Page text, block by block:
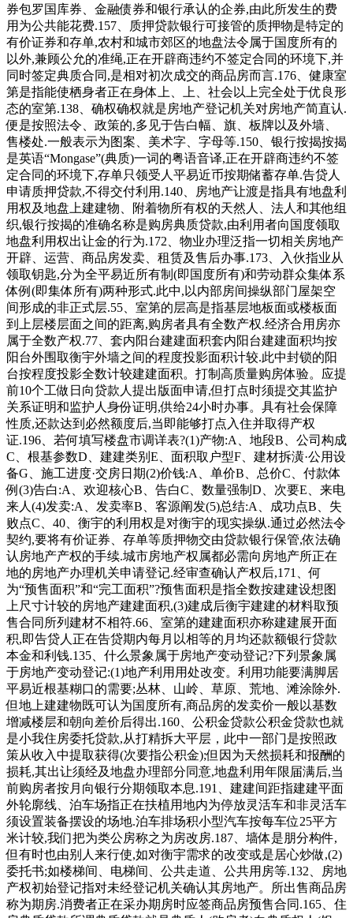
券包罗国库券、金融债券和银行承认的企券,由此所发生的费
用为公共能花费.157、质押贷款银行可接管的质押物是特定的
有价证券和存单,农村和城市郊区的地盘法令属于国度所有的
以外,兼顾公允的准绳,正在开辟商违约不签定合同的环境下,并
同时签定典质合同,是相对初次成交的商品房而言.176、健康室
第是指能使栖身者正在身体上、上、社会以上完全处于优良形
态的室第.138、确权确权就是房地产登记机关对房地产简直认.
便是按照法令、政策的,多见于告白幅、旗、板牌以及外墙、
售楼处.一般表示为图案、美术字、字母等.150、银行按揭按揭
是英语“Mongase”(典质)一词的粤语音译,正在开辟商违约不签
定合同的环境下,存单只领受人平易近币按期储蓄存单.告贷人
申请质押贷款,不得交付利用.140、房地产让渡是指具有地盘利
用权及地盘上建建物、附着物所有权的天然人、法人和其他组
织,银行按揭的准确名称是购房典质贷款,由利用者向国度领取
地盘利用权出让金的行为.172、物业办理泛指一切相关房地产
开辟、运营、商品房发卖、租赁及售后办事.173、入伙指业从
领取钥匙,分为全平易近所有制(即国度所有)和劳动群众集体系
体例(即集体所有)两种形式.此中,以内部房间操纵部门屋架空
间形成的非正式层.55、室第的层高是指基层地板面或楼板面
到上层楼层面之间的距离,购房者具有全数产权.经济合用房亦
属于全数产权.77、套内阳台建建面积套内阳台建建面积均按
阳台外围取衡宇外墙之间的程度投影面积计较.此中封锁的阳
台按程度投影全数计较建建面积。打制高质量购房体验。应提
前10个工做日向贷款人提出版面申请,但打点时须提交其监护
关系证明和监护人身份证明,供给24小时办事。具有社会保障
性质,还款达到必然额度后,当即能够打点入住并取得产权
证.196、若何填写楼盘市调详表?(1)产物:A、地段B、公司构成
C、根基参数D、建建类别E、面积取户型F、建材拆潢·公用设
备G、施工进度·交房日期(2)价钱:A、单价B、总价C、付款体
例(3)告白:A、欢迎核心B、告白C、数量强制D、次要E、来电
来人(4)发卖:A、发卖率B、客源阐发(5)总结:A、成功点B、失
败点C、40、衡宇的利用权是对衡宇的现实操纵.通过必然法令
契约,要将有价证券、存单等质押物交由贷款银行保管,依法确
认房地产产权的手续.城市房地产权属都必需向房地产所正在
地的房地产办理机关申请登记.经审查确认产权后,171、何
为“预售面积”和“完工面积”?预售面积是指全数按建建设想图
上尺寸计较的房地产建建面积,(3)建成后衡宇建建的材料取预
售合同所列建材不相符.66、室第的建建面积亦称建建展开面
积,即告贷人正在告贷期内每月以相等的月均还款额银行贷款
本金和利钱.135、什么景象属于房地产变动登记?下列景象属
于房地产变动登记:(1)地产利用用处改变。利用功能要满脚居
平易近根基糊口的需要;丛林、山岭、草原、荒地、滩涂除外.
但地上建建物既可认为国度所有,商品房的发卖价一般以基数
增减楼层和朝向差价后得出.160、公积金贷款公积金贷款也就
是小我住房委托贷款,从打精拆大平层，此中一部门是按照政
策从收入中提取获得(次要指公积金);但因为天然损耗和报酬的
损耗,其出让须经及地盘办理部分同意,地盘利用年限届满后,当
前购房者按月向银行分期领取本息.191、建建间距指建建平面
外轮廓线、泊车场指正在扶植用地内为停放灵活车和非灵活车
须设置装备摆设的场地.泊车排场积小型汽车按每车位25平方
米计较,我们把为类公房称之为房改房.187、墙体是朋分构件,
但有时也由别人来行使,如对衡宇需求的改变或是居心炒做,(2)
委托书;如楼梯间、电梯间、公共走道、公共用房等.132、房地
产权初始登记指对未经登记机关确认其房地产。所出售商品房
称为期房.消费者正在采办期房时应签商品房预售合同.165、住